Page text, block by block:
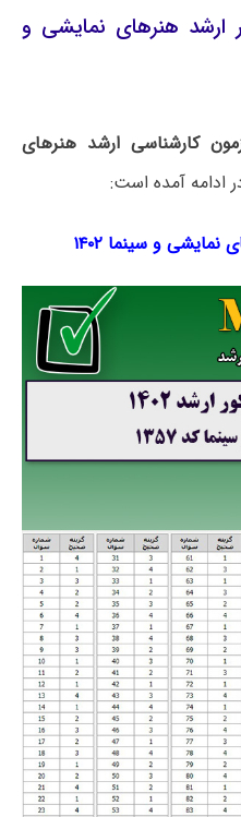
ارشد هنرهای نمایشی و
کارشناسی ارشد هنرهای
ادامه آمده است:
و سینما ۱۴۰۲